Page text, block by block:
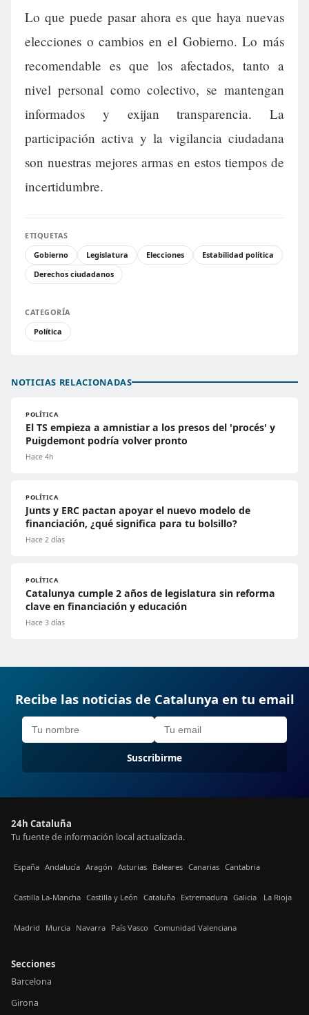
Lo que puede pasar ahora es que haya nuevas
elecciones o cambios en el Gobierno. Lo más
recomendable es que los afectados, tanto a
nivel personal como colectivo, se mantengan
informados y exijan transparencia. La
participación activa y la vigilancia ciudadana
son nuestras mejores armas en estos tiempos de
incertidumbre.
ETIQUETAS
Gobierno
Legislatura Elecciones
Estabilidad política
Derechos ciudadanos
CATEGORÍA
Política
NOTICIAS RELACIONADAS
POLÍTICA
El TS empieza a amnistiar a los presos del 'procés' y
Puigdemont podría volver pronto
Hace 4h
POLÍTICA
Junts y ERC pactan apoyar el nuevo modelo de
financiación, ¿qué significa para tu bolsillo?
Hace 2 días
POLÍTICA
Catalunya cumple 2 años de legislatura sin reforma
clave en financiación y educación
Hace 3 días
Recibe las noticias de Catalunya en tu email
Suscribirme
24h Cataluña
Tu fuente de información local actualizada.
España Andalucía Aragón Asturias Baleares Canarias Cantabria
Castilla La-Mancha Castilla y León Cataluña Extremadura Galicia La Rioja
Madrid Murcia Navarra País Vasco Comunidad Valenciana
Secciones
Barcelona
Girona